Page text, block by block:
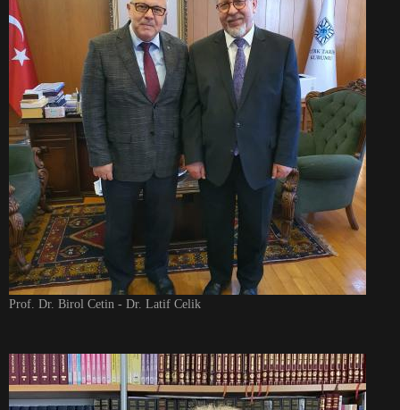
Prof. Dr. Birol Cetin - Dr. Latif Celik